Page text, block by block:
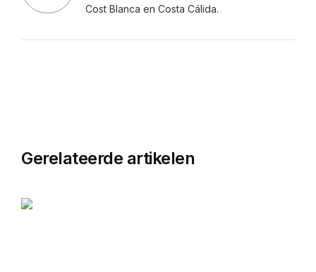
Cost Blanca en Costa Cálida.
Gerelateerde artikelen